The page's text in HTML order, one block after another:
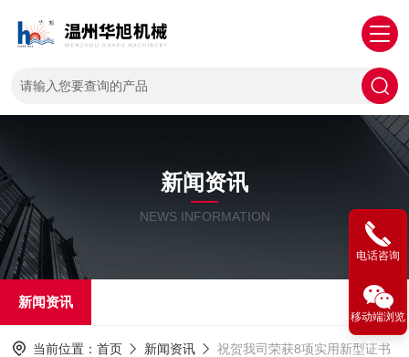
新闻资讯
NEWS INFORMATION
新闻资讯
当前位置： 首页 新闻资讯 祝贺我司荣获8项实用新型证书
电话咨询
移动端浏览